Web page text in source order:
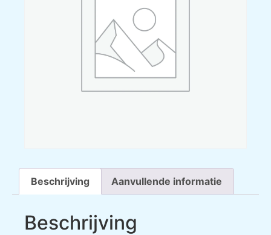
Beschrijving Aanvullende informatie
Beschrijving